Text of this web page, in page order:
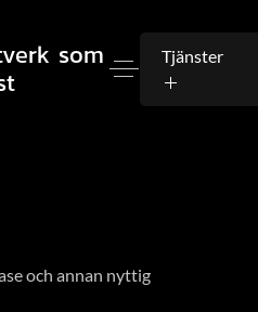
som Tjänster
och annan nyttig